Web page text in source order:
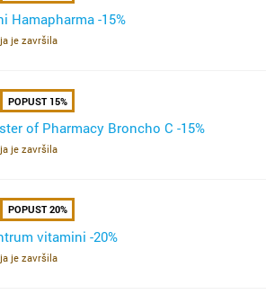
Hamapharma -15%
je završila
POPUST 15%
of Pharmacy Broncho C -15%
je završila
POPUST 20%
vitamini -20%
je završila